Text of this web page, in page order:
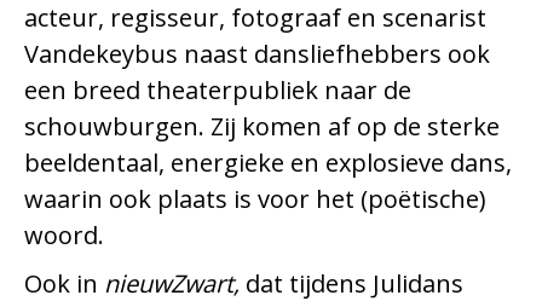
acteur, regisseur, fotograaf en scenarist
Vandekeybus naast dansliefhebbers ook
een breed theaterpubliek naar de
schouwburgen. Zij komen af op de sterke
beeldentaal, energieke en explosieve dans,
waarin ook plaats is voor het (poëtische)
woord.
Ook in nieuwZwart, dat tijdens Julidans